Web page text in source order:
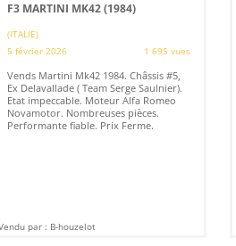
F3 MARTINI MK42 (1984)
(ITALIE)
5 février 2026
1 695 vues
Vends Martini Mk42 1984. Châssis #5,
Ex Delavallade ( Team Serge Saulnier).
Etat impeccable. Moteur Alfa Romeo
Novamotor. Nombreuses pièces.
Performante fiable. Prix Ferme.
par : B-houzelot